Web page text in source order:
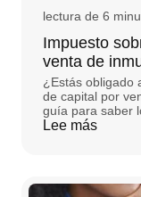
lectura de 6
Impuesto
venta de
¿Estás obligado
de capital por
guía para saber
Lee más